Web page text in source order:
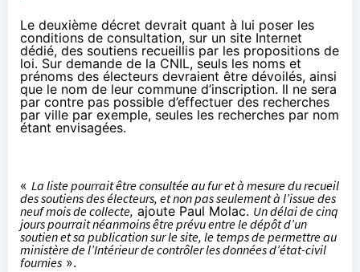
Le deuxième décret devrait quant à lui poser les
conditions de consultation, sur un site Internet
dédié, des soutiens recueillis par les propositions de
loi. Sur demande de la CNIL, seuls les noms et
prénoms des électeurs devraient être dévoilés, ainsi
que le nom de leur commune d’inscription. Il ne sera
par contre pas possible d’effectuer des recherches
par ville par exemple, seules les recherches par nom
étant envisagées.
« La liste pourrait être consultée au fur et à mesure du recueil
des soutiens des électeurs, et non pas seulement à l’issue des
neuf mois de collecte, ajoute Paul Molac. Un délai de cinq
jours pourrait néanmoins être prévu entre le dépôt d’un
soutien et sa publication sur le site, le temps de permettre au
ministère de l’Intérieur de contrôler les données d’état-civil
fournies ».